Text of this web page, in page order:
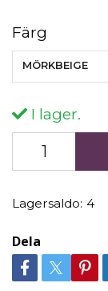
Färg
MÖRKBEIGE
I lager.
Lagersaldo: 4
Dela